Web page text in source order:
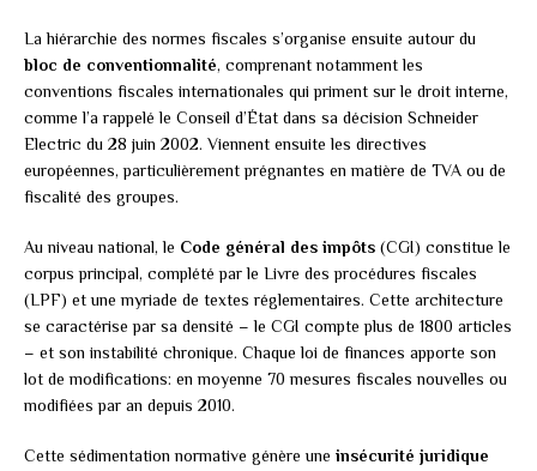
La hiérarchie des normes fiscales s’organise ensuite autour du
bloc de conventionnalité, comprenant notamment les
conventions fiscales internationales qui priment sur le droit interne,
comme l’a rappelé le Conseil d’État dans sa décision Schneider
Electric du 28 juin 2002. Viennent ensuite les directives
européennes, particulièrement prégnantes en matière de TVA ou de
fiscalité des groupes.
Au niveau national, le Code général des impôts (CGI) constitue le
corpus principal, complété par le Livre des procédures fiscales
(LPF) et une myriade de textes réglementaires. Cette architecture
se caractérise par sa densité – le CGI compte plus de 1800 articles
– et son instabilité chronique. Chaque loi de finances apporte son
lot de modifications: en moyenne 70 mesures fiscales nouvelles ou
modifiées par an depuis 2010.
Cette sédimentation normative génère une insécurité juridique